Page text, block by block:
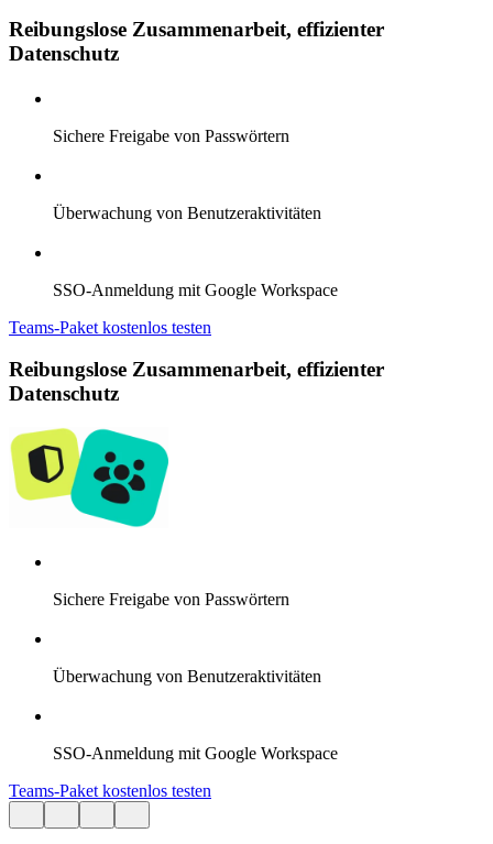
Reibungslose Zusammenarbeit, effizienter
Datenschutz
Sichere Freigabe von Passwörtern
Überwachung von Benutzeraktivitäten
SSO-Anmeldung mit Google Workspace
Teams-Paket kostenlos testen
Reibungslose Zusammenarbeit, effizienter
Datenschutz
Sichere Freigabe von Passwörtern
Überwachung von Benutzeraktivitäten
SSO-Anmeldung mit Google Workspace
Teams-Paket kostenlos testen